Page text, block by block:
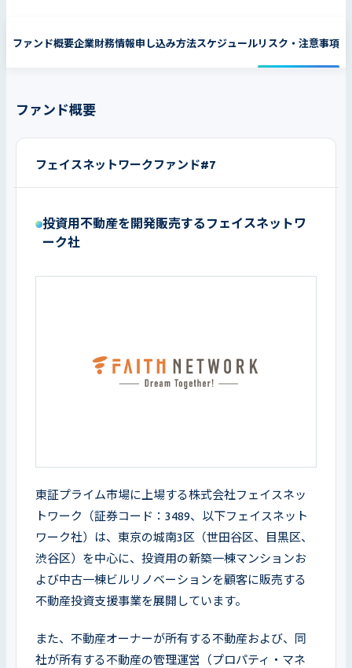
ファンド概要企業財務情報申し込み方法スケジュールリスク・注意事項
ファンド概要
フェイスネットワークファンド#7
投資⽤不動産を開発販売するフェイスネットワ
ーク社
東証プライム市場に上場する株式会社フェイスネッ
トワーク（証券コード：3489、以下フェイスネット
ワーク社）は、東京の城南3区（世田谷区、目黒区、
渋谷区）を中心に、投資用の新築一棟マンションお
よび中古一棟ビルリノベーションを顧客に販売する
不動産投資支援事業を展開しています。
また、不動産オーナーが所有する不動産および、同
社が所有する不動産の管理運営（プロパティ・マネ